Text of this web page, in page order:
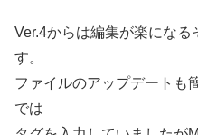
Ver.4からは編集が楽になる
す。
ファイルのアップデートも
では